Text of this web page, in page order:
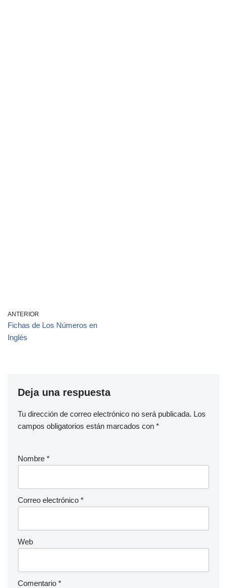
ANTERIOR
Fichas de Los Números en
Inglés
Deja una respuesta
Tu dirección de correo electrónico no será publicada. Los
campos obligatorios están marcados con *
Nombre *
Correo electrónico *
Web
Comentario *